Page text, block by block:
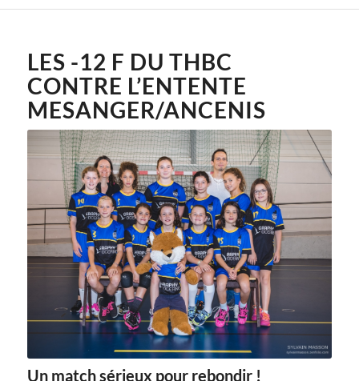
LES -12 F DU THBC
CONTRE L’ENTENTE
MESANGER/ANCENIS
Un match sérieux pour rebondir !